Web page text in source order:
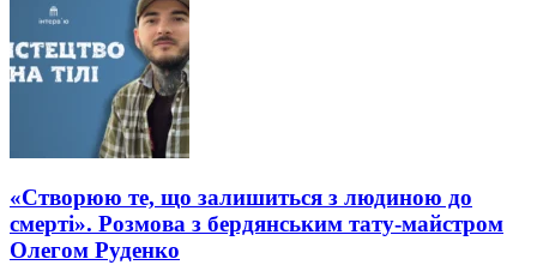
«Створюю те, що залишиться з людиною до
смерті». Розмова з бердянським тату-майстром
Олегом Руденко